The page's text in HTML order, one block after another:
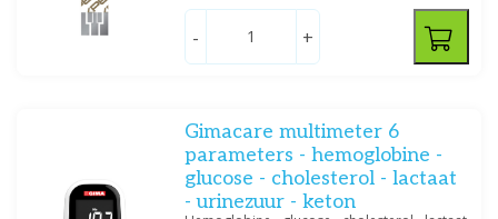
- +
Gimacare multimeter 6
parameters - hemoglobine -
glucose - cholesterol - lactaat
- urinezuur - keton